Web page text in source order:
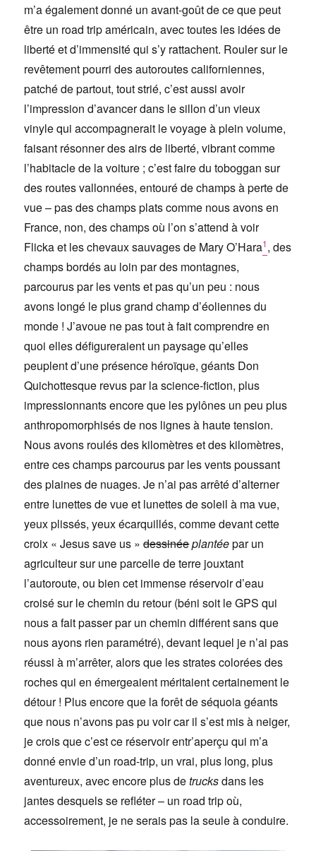
m’a également donné un avant-goût de ce que peut
être un road trip américain, avec toutes les idées de
liberté et d’immensité qui s’y rattachent. Rouler sur le
revêtement pourri des autoroutes californiennes,
patché de partout, tout strié, c’est aussi avoir
l’impression d’avancer dans le sillon d’un vieux
vinyle qui accompagnerait le voyage à plein volume,
faisant résonner des airs de liberté, vibrant comme
l’habitacle de la voiture ; c’est faire du toboggan sur
des routes vallonnées, entouré de champs à perte de
vue – pas des champs plats comme nous avons en
France, non, des champs où l’on s’attend à voir
Flicka et les chevaux sauvages de Mary O’Hara1, des
champs bordés au loin par des montagnes,
parcourus par les vents et pas qu’un peu : nous
avons longé le plus grand champ d’éoliennes du
monde ! J’avoue ne pas tout à fait comprendre en
quoi elles défigureraient un paysage qu’elles
peuplent d’une présence héroïque, géants Don
Quichottesque revus par la science-fiction, plus
impressionnants encore que les pylônes un peu plus
anthropomorphisés de nos lignes à haute tension.
Nous avons roulés des kilomètres et des kilomètres,
entre ces champs parcourus par les vents poussant
des plaines de nuages. Je n’ai pas arrêté d’alterner
entre lunettes de vue et lunettes de soleil à ma vue,
yeux plissés, yeux écarquillés, comme devant cette
croix « Jesus save us »dessinéeplantéepar un
agriculteur sur une parcelle de terre jouxtant
l’autoroute, ou bien cet immense réservoir d’eau
croisé sur le chemin du retour (béni soit le GPS qui
nous a fait passer par un chemin différent sans que
nous ayons rien paramétré), devant lequel je n’ai pas
réussi à m’arrêter, alors que les strates colorées des
roches qui en émergeaient méritaient certainement le
détour ! Plus encore que la forêt de séquoia géants
que nous n’avons pas pu voir car il s’est mis à neiger,
je crois que c’est ce réservoir entr’aperçu qui m’a
donné envie d’un road-trip, un vrai, plus long, plus
aventureux, avec encore plus detrucksdans les
jantes desquels se refléter – un road trip où,
accessoirement, je ne serais pas la seule à conduire.